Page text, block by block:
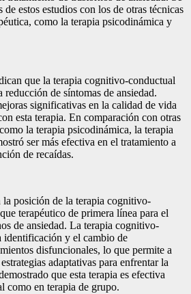
estos estudios con los de otras técnicas
como la terapia psicodinámica y
que la terapia cognitivo-conductual
reducción de síntomas de ansiedad.
significativas en la calidad de vida
esta terapia. En comparación con otras
la terapia psicodinámica, la terapia
ser más efectiva en el tratamiento a
de recaídas.
la posición de la terapia cognitivo-
terapéutico de primera línea para el
de ansiedad. La terapia cognitivo-
identificación y el cambio de
disfuncionales, lo que permite a
adaptativas para enfrentar la
que esta terapia es efectiva
como en terapia de grupo.